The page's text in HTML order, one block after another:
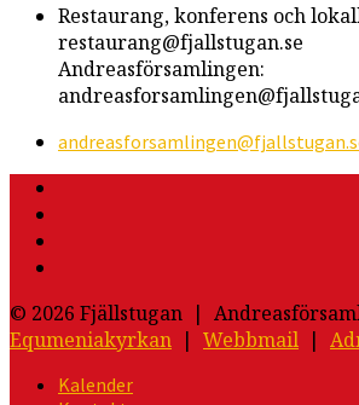
Restaurang, konferens och
restaurang@fjallstugan.se
Andreasförsamlingen:
© 2026 Fjällstugan |
Equmeniakyrkan | Webbmail |
Kalender